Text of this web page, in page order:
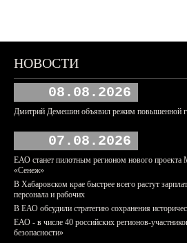
НОВОСТИ
08.08.2026
Дмитрий Демешин объявил режим повышенной
07.08.2026
ЕАО станет пилотным регионом нового проекта
«Сенеж»
В Хабаровском крае быстрее всего растут
персонала и рабочих
В ЕАО обсудили стратегию сохранения
ЕАО - в числе 40 российских регионов-
безопасности»